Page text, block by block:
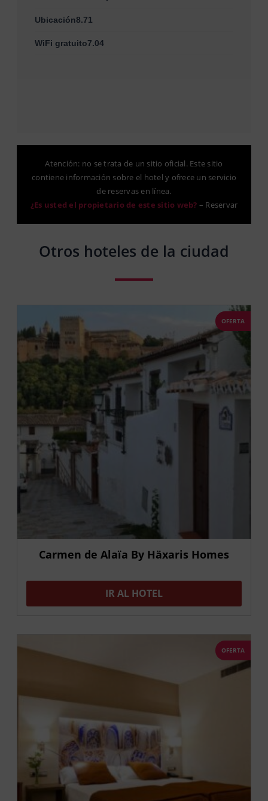
Ubicación8.71
WiFi gratuito7.04
Atención: no se trata de un sitio oficial. Este sitio
contiene información sobre el hotel y ofrece un servicio
de reservas en línea.
¿Es usted el propietario de este sitio web? – Reservar
Otros hoteles de la ciudad
OFERTA
Carmen de Alaïa By Häxaris Homes
IR AL HOTEL
OFERTA